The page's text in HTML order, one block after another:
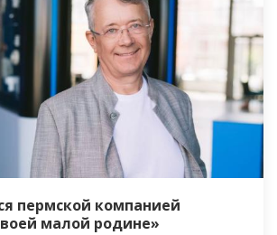
пермской компанией
малой родине»